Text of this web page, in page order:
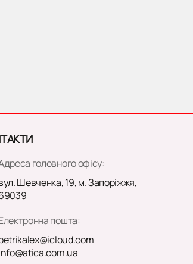
головного офісу:
Шевченка, 19, м. Запоріжжя,
пошта: